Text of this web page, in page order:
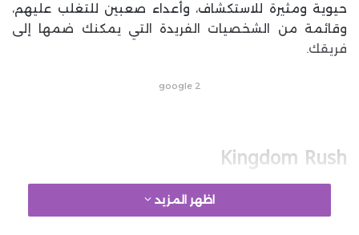
حيوية ومثيرة للاستكشاف، وأعداء صعبين للتغلب عليهم،
وقائمة من الشخصيات الفريدة التي يمكنك ضمها إلى
فريقك.
google 2
Kingdom Rush
، يمكنك اختيار أي جزء من سلسلة
اظهر المزيد